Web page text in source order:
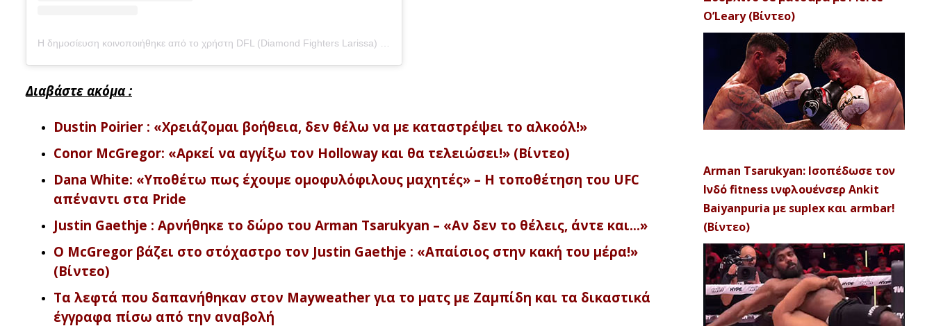
Διαβάστε ακόμα :
Dustin Poirier : «Χρειάζομαι βοήθεια, δεν θέλω να με καταστρέψει το αλκοόλ!»
Conor McGregor: «Αρκεί να αγγίξω τον Holloway και θα τελειώσει!» (Βίντεο)
Dana White: «Υποθέτω πως έχουμε ομοφυλόφιλους μαχητές» – Η τοποθέτηση του UFC
απέναντι στα Pride
Justin Gaethje : Αρνήθηκε το δώρο του Arman Tsarukyan – «Αν δεν το θέλεις, άντε και…»
Ο McGregor βάζει στο στόχαστρο τον Justin Gaethje : «Απαίσιος στην κακή του μέρα!»
(Βίντεο)
Τα λεφτά που δαπανήθηκαν στον Mayweather για το ματς με Ζαμπίδη και τα δικαστικά
έγγραφα πίσω από την αναβολή
O’Leary (Βίντεο)
Arman Tsarukyan: Ισοπέδωσε τον
Ινδό fitness ινφλουένσερ Ankit
Baiyanpuria με suplex και armbar!
(Βίντεο)